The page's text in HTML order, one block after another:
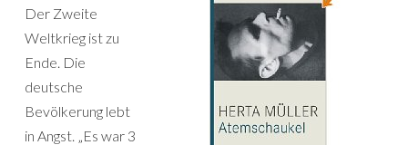
Der Zweite
Weltkrieg ist zu
Ende. Die
deutsche
Bevölkerung lebt
in Angst. „Es war 3